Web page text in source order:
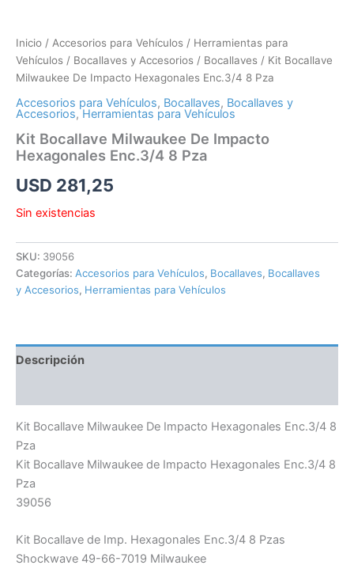
Inicio / Accesorios para Vehículos / Herramientas para
Vehículos / Bocallaves y Accesorios / Bocallaves / Kit Bocallave
Milwaukee De Impacto Hexagonales Enc.3/4 8 Pza
Accesorios para Vehículos, Bocallaves, Bocallaves y
Accesorios,Herramientas para Vehículos
Kit Bocallave Milwaukee De Impacto
Hexagonales Enc.3/4 8 Pza
USD 281,25
Sin existencias
SKU: 39056
Categorías: Accesorios para Vehículos, Bocallaves, Bocallaves
y Accesorios, Herramientas para Vehículos
Descripción
Kit Bocallave Milwaukee De Impacto Hexagonales Enc.3/4 8
Pza
Kit Bocallave Milwaukee de Impacto Hexagonales Enc.3/4 8
Pza
39056
Kit Bocallave de Imp. Hexagonales Enc.3/4 8 Pzas
Shockwave 49-66-7019 Milwaukee